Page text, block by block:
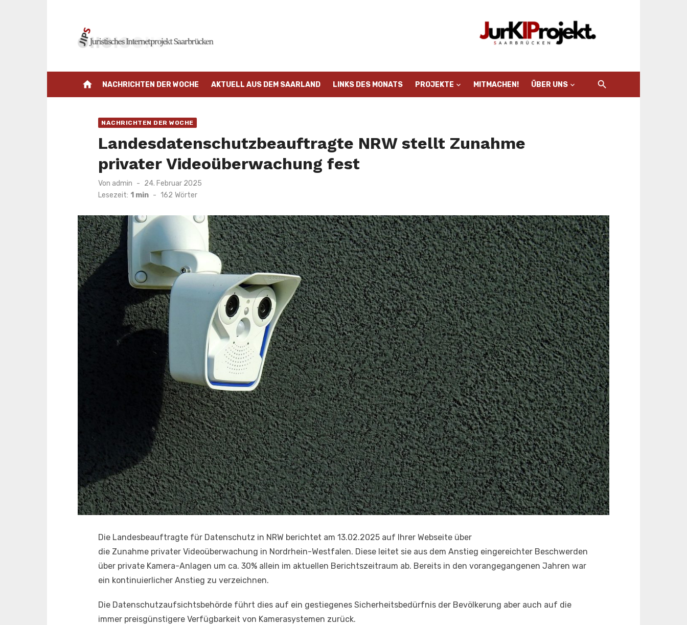
home NACHRICHTEN DER WOCHE AKTUELL AUS DEM SAARLAND LINKS DES MONATS PROJEKTE MITMACHEN! ÜBER UNS
NACHRICHTEN DER WOCHE
Landesdatenschutzbeauftragte NRW stellt Zunahme
privater Videoüberwachung fest
Von admin
Veröffentlicht
am
24. Februar 2025
Lesezeit: 1 min - 162 Wörter
Die Landesbeauftragte für Datenschutz in NRW berichtet am 13.02.2025 auf Ihrer Webseite über
die Zunahme privater Videoüberwachung in Nordrhein-Westfalen. Diese leitet sie aus dem Anstieg eingereichter Beschwerden
über private Kamera-Anlagen um ca. 30% allein im aktuellen Berichtszeitraum ab. Bereits in den vorangegangenen Jahren war
ein kontinuierlicher Anstieg zu verzeichnen.
Die Datenschutzaufsichtsbehörde führt dies auf ein gestiegenes Sicherheitsbedürfnis der Bevölkerung aber auch auf die
immer preisgünstigere Verfügbarkeit von Kamerasystemen zurück.